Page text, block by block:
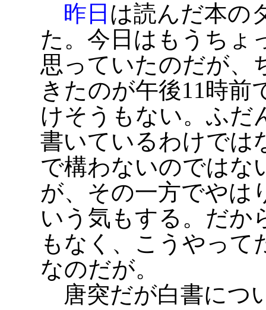
昨日 は読んだ本の
た。今日はもうちょ
思っていたのだが、
きたのが午後11時前
けそうもない。ふだ
書いているわけでは
で構わないのではな
が、その一方でやは
いう気もする。だか
もなく、こうやって
なのだが。
唐突だが白書につ